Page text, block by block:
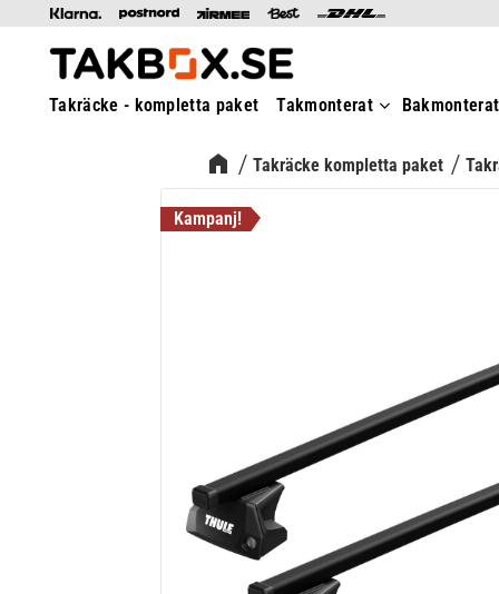
Takräcke - kompletta paket Takmonterat Bakmonterat
Takräcke kompletta paket